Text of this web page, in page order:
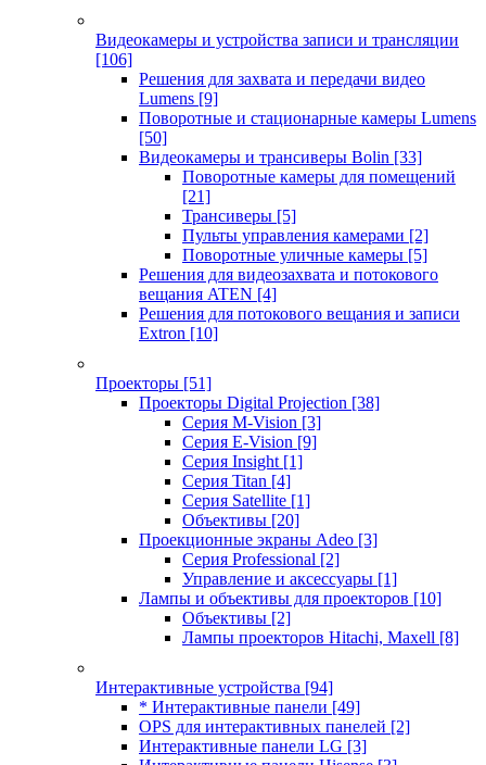
Видеокамеры и устройства записи и трансляции
[106]
Решения для захвата и передачи видео
Lumens [9]
Поворотные и стационарные камеры Lumens
[50]
Видеокамеры и трансиверы Bolin [33]
Поворотные камеры для помещений
[21]
Трансиверы [5]
Пульты управления камерами [2]
Поворотные уличные камеры [5]
Решения для видеозахвата и потокового
вещания ATEN [4]
Решения для потокового вещания и записи
Extron [10]
Проекторы [51]
Проекторы Digital Projection [38]
Серия M-Vision [3]
Серия E-Vision [9]
Серия Insight [1]
Серия Titan [4]
Серия Satellite [1]
Объективы [20]
Проекционные экраны Adeo [3]
Серия Professional [2]
Управление и аксессуары [1]
Лампы и объективы для проекторов [10]
Объективы [2]
Лампы проекторов Hitachi, Maxell [8]
Интерактивные устройства [94]
* Интерактивные панели [49]
OPS для интерактивных панелей [2]
Интерактивные панели LG [3]